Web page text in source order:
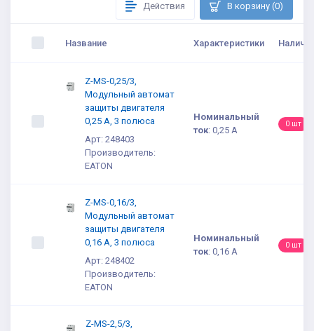
Действия В корзину (0)
Название Характеристики
Z-MS-0,25/3,
Модульный автомат
защиты двигателя
0,25 А, 3 полюса
Арт: 248403
Производитель:
EATON
Номинальный
ток: 0,25 А
0 шт
Z-MS-0,16/3,
Модульный автомат
защиты двигателя
0,16 А, 3 полюса
Арт: 248402
Производитель:
EATON
Номинальный
ток: 0,16 А
0 шт
Z-MS-2,5/3,